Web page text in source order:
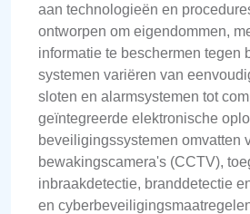
aan technologieën en
ontworpen om eigendommen,
informatie te beschermen tegen
systemen variëren van
sloten en alarmsystemen tot
geïntegreerde elektronische
beveiligingssystemen omvatten
bewakingscamera's (CCTV),
inbraakdetectie, branddetectie
en